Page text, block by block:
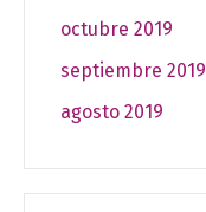
octubre 2019
septiembre 2019
agosto 2019